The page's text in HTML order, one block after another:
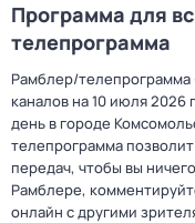
Программа для
телепрограмма
Рамблер/телепрограмма
каналов на 10 июля 2026
день в городе
телепрограмма
передач, чтобы вы
Рамблере,
онлайн с другими